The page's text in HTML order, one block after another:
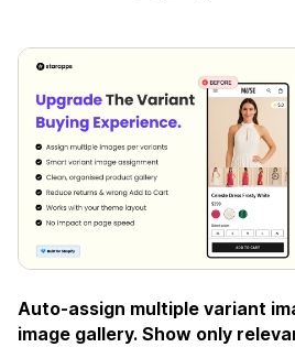
Auto-assign multiple variant
image gallery. Show only